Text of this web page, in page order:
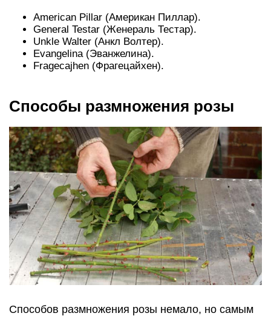
American Pillar (Американ Пиллар).
General Testar (Женераль Тестар).
Unkle Walter (Анкл Волтер).
Evangelina (Эванжелина).
Fragecajhen (Фрагецайхен).
Способы размножения розы
Способов размножения розы немало, но самым